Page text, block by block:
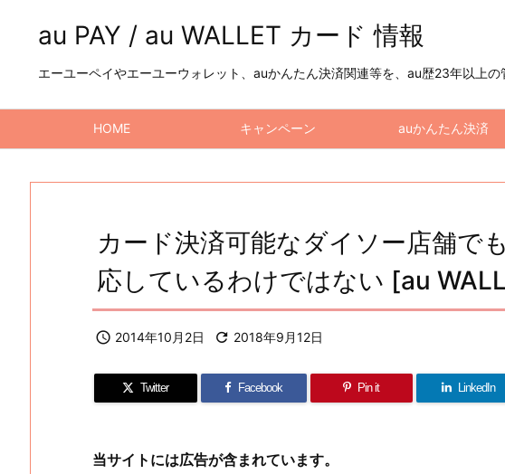
au PAY / au WALLET カード 情報
エーユーペイやエーユーウォレット、auかんたん決済関連等を、au歴23年以上
HOME キャンペーン auかんたん決済
カード決済可能なダイソー店舗で
応しているわけではない [au
 2014年10月2日  2018年9月12日
Twitter Facebook Pin it LinkedIn
当サイトには広告が含まれています。